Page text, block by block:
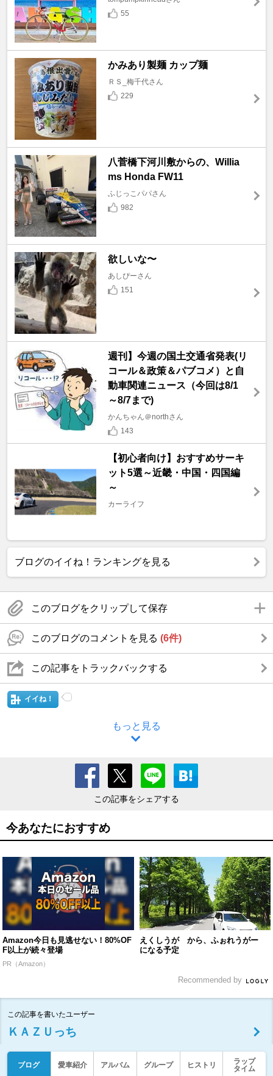
55
かみあり製麺 カップ麺
ＲＳ_梅千代さん
229
八菅橋下河川敷からの、Willia
ms Honda FW11
ふじっこパパさん
982
欲しいな〜
あしぴーさん
151
週刊】今週の国土交通省発表(リ
コール＆政策＆パブコメ）と自
動車関連ニュース（今回は8/1
～8/7まで)
かんちゃん＠northさん
143
【初心者向け】おすすめサーキ
ット5選～近畿・中国・四国編
～
カーライフ
ブログのイイね！ランキングを見る
このブログをクリップして保存
このブログのコメントを見る (6件)
この記事をトラックバックする
イイね！
もっと見る
この記事をシェアする
今あなたにおすすめ
Amazon今日も見逃せない！80%OF
F以上が続々登場
PR（Amazon）
えくしうが から、ふぉれうがー
になる予定
Recommended by
この記事を書いたユーザー
ＫＡＺＵっち
ブログ 愛車紹介 アルバム グループ ヒストリ
ラップ
タイム